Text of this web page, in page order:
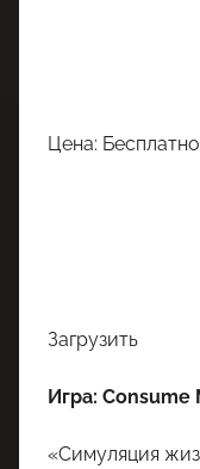
Цена: Бесплатно
Загрузить
Игра: Consume
«Симуляция